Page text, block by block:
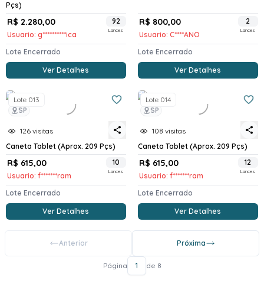
Pçs)
R$ 2.280,00
Usuario: g**********ica
92
Lances
Lote Encerrado
Ver Detalhes
R$ 800,00
Usuario: C****ANO
2
Lances
Lote Encerrado
Ver Detalhes
SP
Lote 013
126 visitas
Caneta Tablet (Aprox. 209 Pçs)
R$ 615,00
Usuario: f*******ram
10
Lances
Lote Encerrado
Ver Detalhes
SP
Lote 014
108 visitas
Caneta Tablet (Aprox. 209 Pçs)
R$ 615,00
Usuario: f*******ram
12
Lances
Lote Encerrado
Ver Detalhes
Anterior Próxima
Página 1 de 8